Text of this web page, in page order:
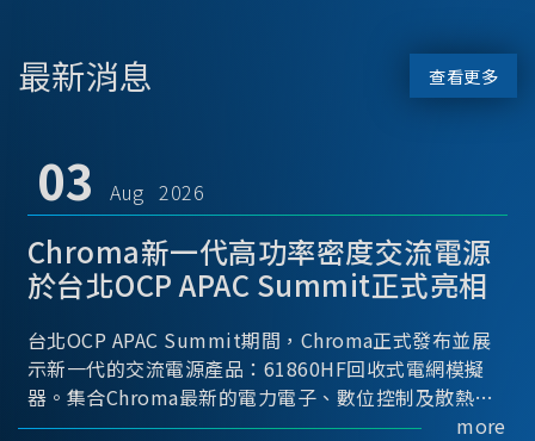
最新消息 查看更多
03 Aug 2026
Chroma新一代高功率密度交流電源
於台北OCP APAC Summit正式亮相
台北OCP APAC Summit期間，Chroma正式發布並展
示新一代的交流電源產品：61860HF回收式電網模擬
器。集合Chroma最新的電力電子、數位控制及散熱技
術，實現5U高度具備最大60kVA功率輸出能力，為業界
more